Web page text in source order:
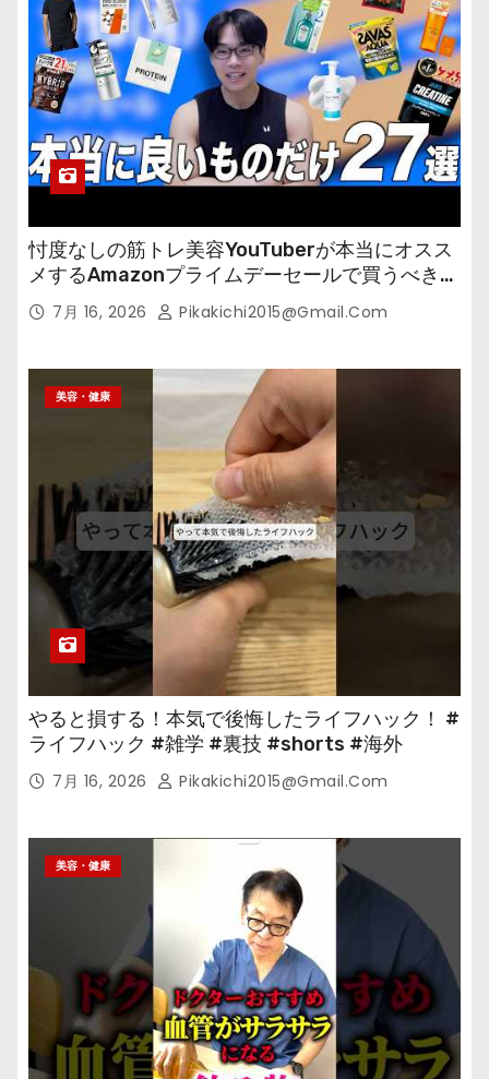
忖度なしの筋トレ美容YouTuberが本当にオスス
メするAmazonプライムデーセールで買うべきも
の 7月 16, 2026 Pikakichi2015@gmail.com
美容・健康
やると損する！本気で後悔したライフハック！ #
ライフハック #雑学 #裏技 #shorts #海外
7月 16, 2026 Pikakichi2015@gmail.com
美容・健康